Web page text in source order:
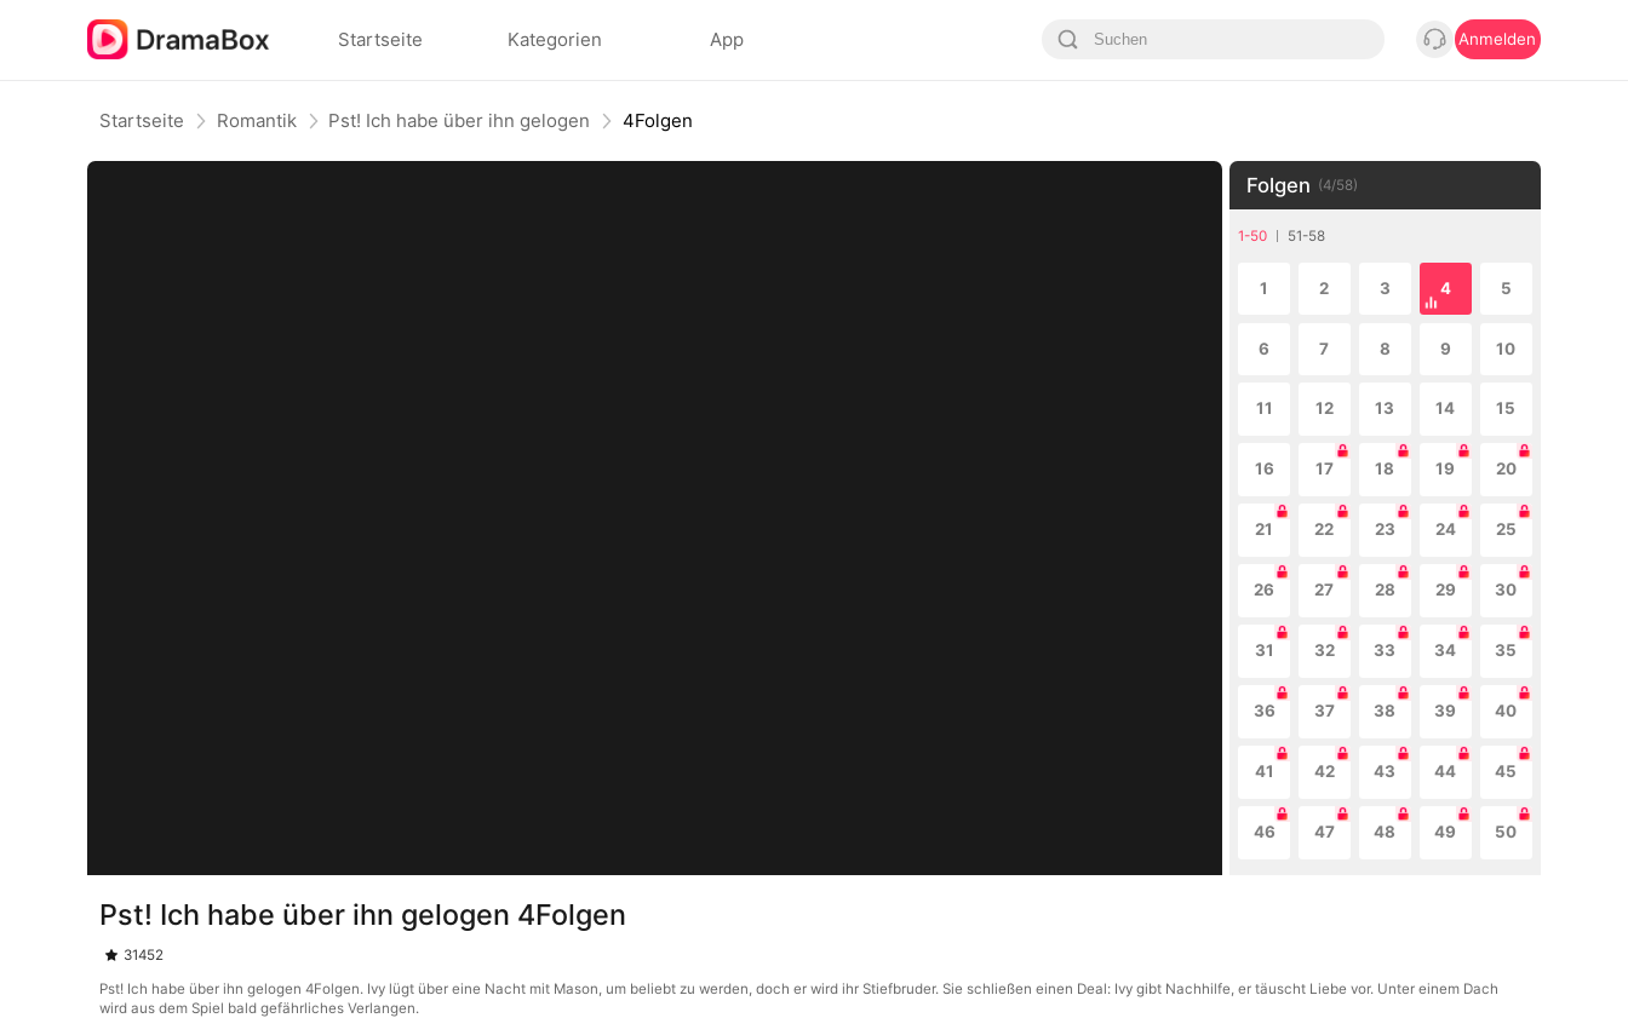
Startseite Kategorien App Anmelden
Startseite Romantik Pst! Ich habe über ihn gelogen 4Folgen
Folgen (4/58)
1-50 51-58
1 2 3 4 5
6 7 8 9 10
11 12 13 14 15
16 17 18 19 20
21 22 23 24 25
26 27 28 29 30
31 32 33 34 35
36 37 38 39 40
41 42 43 44 45
46 47 48 49 50
Pst! Ich habe über ihn gelogen 4Folgen
31452
Pst! Ich habe über ihn gelogen 4Folgen. Ivy lügt über eine Nacht mit Mason, um beliebt zu werden, doch er wird ihr Stiefbruder. Sie schließen einen Deal: Ivy gibt Nachhilfe, er täuscht Liebe vor. Unter einem Dach
wird aus dem Spiel bald gefährliches Verlangen.